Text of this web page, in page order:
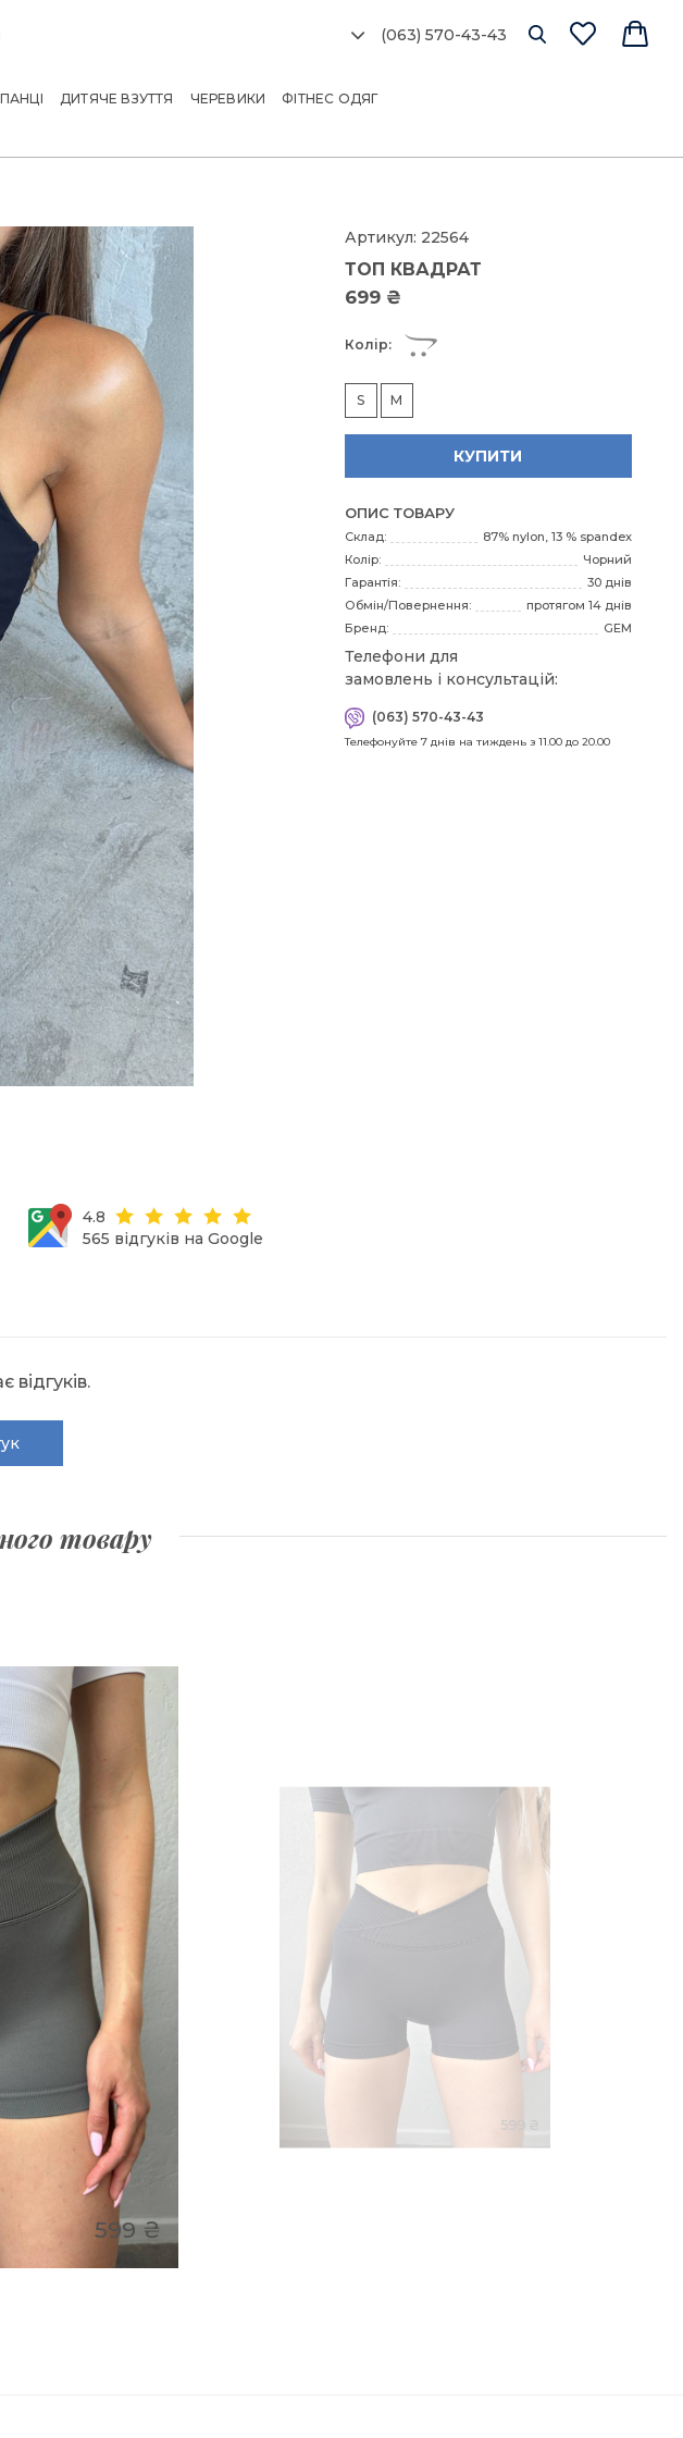
(063) 570-43-43
ДИТЯЧЕ ВЗУТТЯ ЧЕРЕВИКИ ФІТНЕС ОДЯГ
Артикул: 22564
ТОП КВАДРАТ
699 ₴
Колір:
S M
КУПИТИ
ОПИС ТОВАРУ
Склад:
87% nylon, 13 % spandex
Колір:
Чорний
Гарантія:
30 днів
Обмін/Повернення:
протягом 14 днів
Бренд:
GEM
Телефони для
замовлень і консультацій:
(063) 570-43-43
Телефонуйте 7 днів на тиждень з 11.00 до 20.00
4.8
565 відгуків на Google
відгуків.
товару
599 ₴
599 ₴